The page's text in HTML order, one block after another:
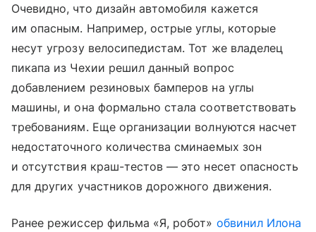
Очевидно, что дизайн автомобиля кажется
им опасным. Например, острые углы, которые
несут угрозу велосипедистам. Тот же владелец
пикапа из Чехии решил данный вопрос
добавлением резиновых бамперов на углы
машины, и она формально стала соответствовать
требованиям. Еще организации волнуются насчет
недостаточного количества сминаемых зон
и отсутствия краш-тестов — это несет опасность
для других участников дорожного движения.
Ранее режиссер фильма «Я, робот» обвинил Илона